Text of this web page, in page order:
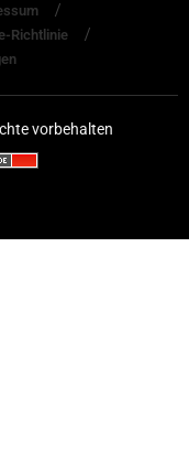
Richtlinie
vorbehalten